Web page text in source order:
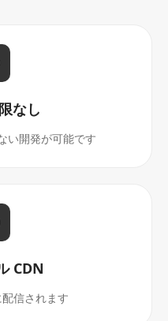
なし
い開発が可能です
CDN
信されます